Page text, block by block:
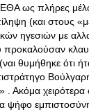
ως πλήρες
(και στους
ηγεσιών με
θυμήθηκε ότι
Βούλγαρη
Ακόμα
ψήφο